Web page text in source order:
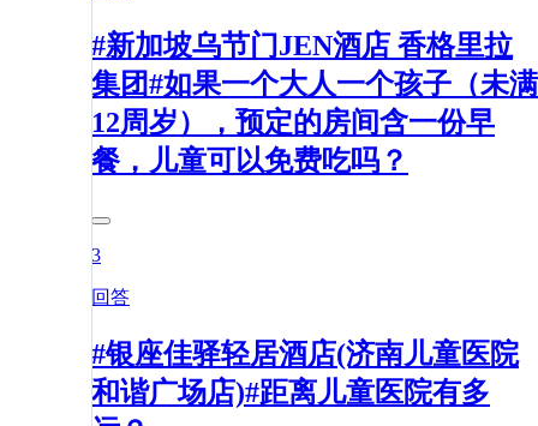
#新加坡乌节门JEN酒店 香格里拉
集团#如果一个大人一个孩子（未满
12周岁），预定的房间含一份早
餐，儿童可以免费吃吗？
3
回答
#银座佳驿轻居酒店(济南儿童医院
和谐广场店)#距离儿童医院有多